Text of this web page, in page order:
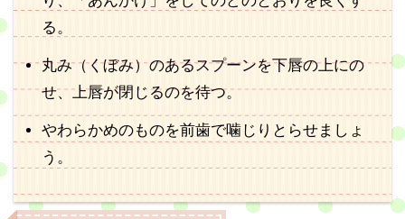
る。
丸み（くぼみ）のあるスプーンを下唇の上にの
せ、上唇が閉じるのを待つ。
やわらかめのものを前歯で噛じりとらせましょ
う。